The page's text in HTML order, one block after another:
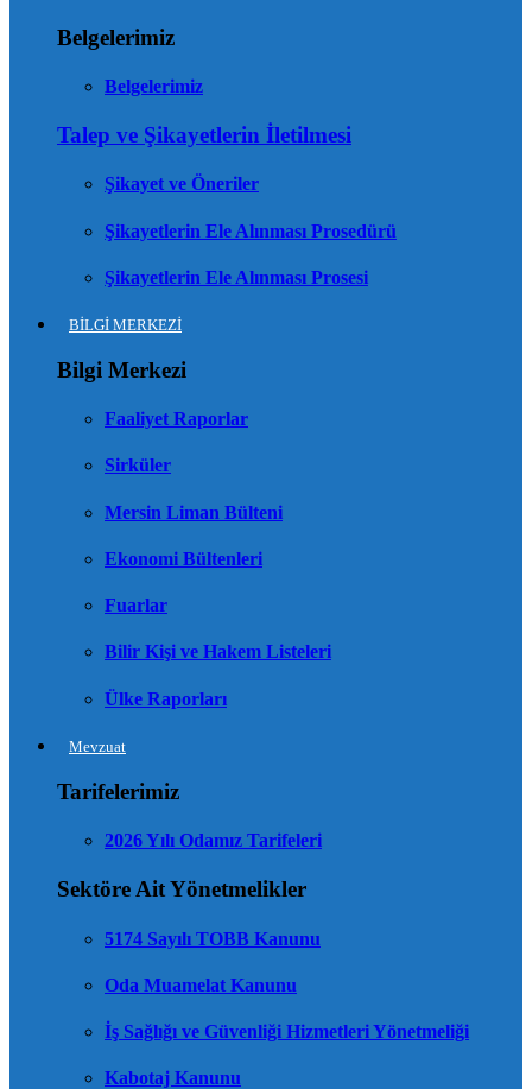
Belgelerimiz
Belgelerimiz
Talep ve Şikayetlerin İletilmesi
Şikayet ve Öneriler
Şikayetlerin Ele Alınması Prosedürü
Şikayetlerin Ele Alınması Prosesi
BİLGİ MERKEZİ
Bilgi Merkezi
Faaliyet Raporlar
Sirküler
Mersin Liman Bülteni
Ekonomi Bültenleri
Fuarlar
Bilir Kişi ve Hakem Listeleri
Ülke Raporları
Mevzuat
Tarifelerimiz
2026 Yılı Odamız Tarifeleri
Sektöre Ait Yönetmelikler
5174 Sayılı TOBB Kanunu
Oda Muamelat Kanunu
İş Sağlığı ve Güvenliği Hizmetleri Yönetmeliği
Kabotaj Kanunu